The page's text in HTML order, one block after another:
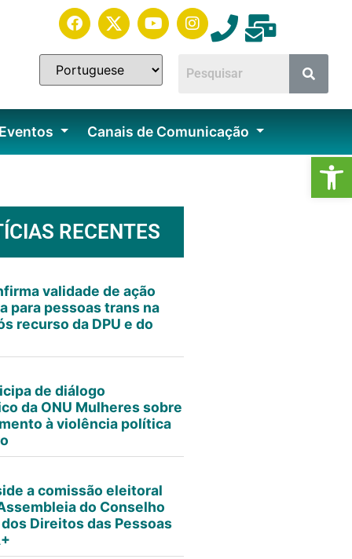
Canais de Comunicação
RECENTES
validade de ação
para pessoas trans na
recurso da DPU e do
de diálogo
da ONU Mulheres sobre
à violência política
a comissão eleitoral
do Conselho
Direitos das Pessoas